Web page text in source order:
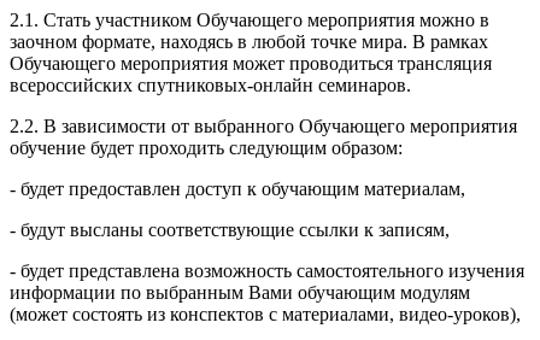
2.1. Стать участником Обучающего мероприятия можно в
заочном формате, находясь в любой точке мира. В рамках
Обучающего мероприятия может проводиться трансляция
всероссийских спутниковых-онлайн семинаров.
2.2. В зависимости от выбранного Обучающего мероприятия
обучение будет проходить следующим образом:
- будет предоставлен доступ к обучающим материалам,
- будут высланы соответствующие ссылки к записям,
- будет представлена возможность самостоятельного изучения
информации по выбранным Вами обучающим модулям
(может состоять из конспектов с материалами, видео-уроков),